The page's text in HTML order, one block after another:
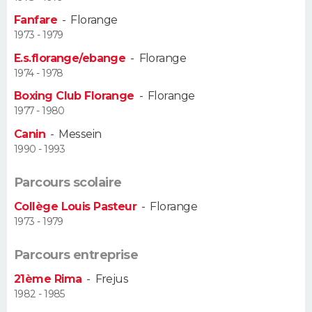
Alimentation
Guide de la santé
Maladies
Médicaments
Sommeil
VOYAGE
Destinations
City break
Voyage nature
Voyage de noces
Forum
Climat
+
PHOTO
GUIDES D'ACHAT
BONS PLANS
Carte de Noël
Carte Bonne année
Carte Saint-Valentin
Carte Pâques
Carte d'anniversaire
Dictionnaire
Biographies
Citations
Expressions
Proverbes
PROGRAMME TV
COPAINS D'AVANT
S'inscrire
Se connecter
Lycées
Collèges
Primaires
Universités
Entreprises
Service militaire
Avis de recherche
AVIS DE DÉCÈS
Fanfare - Florange
1973 - 1979
E.s.florange/ebange - Florange
1974 - 1978
Boxing Club Florange - Florange
1977 - 1980
Canin - Messein
1990 - 1993
Parcours scolaire
Collège Louis Pasteur- Florange
1973 - 1979
Parcours entreprise
21ème Rima - Frejus
1982 - 1985